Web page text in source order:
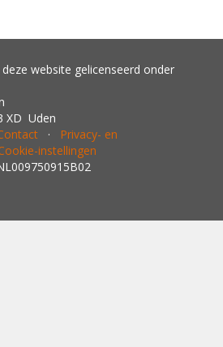
website gelicenseerd onder
XD Uden
· Privacy- en
instellingen